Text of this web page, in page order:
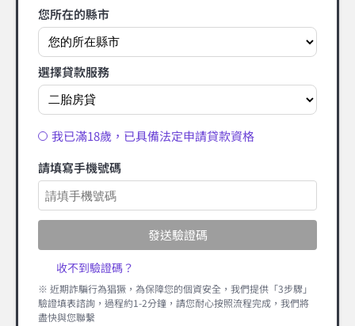
您所在的縣市
選擇貸款服務
我已滿18歲，已具備法定申請貸款資格
請填寫手機號碼
發送驗證碼
收不到驗證碼？
※ 近期詐騙行為猖獗，為保障您的個資安全，我們提供「3步驟」
驗證填表諮詢，過程約1-2分鐘，請您耐心按照流程完成，我們將
盡快與您聯繫